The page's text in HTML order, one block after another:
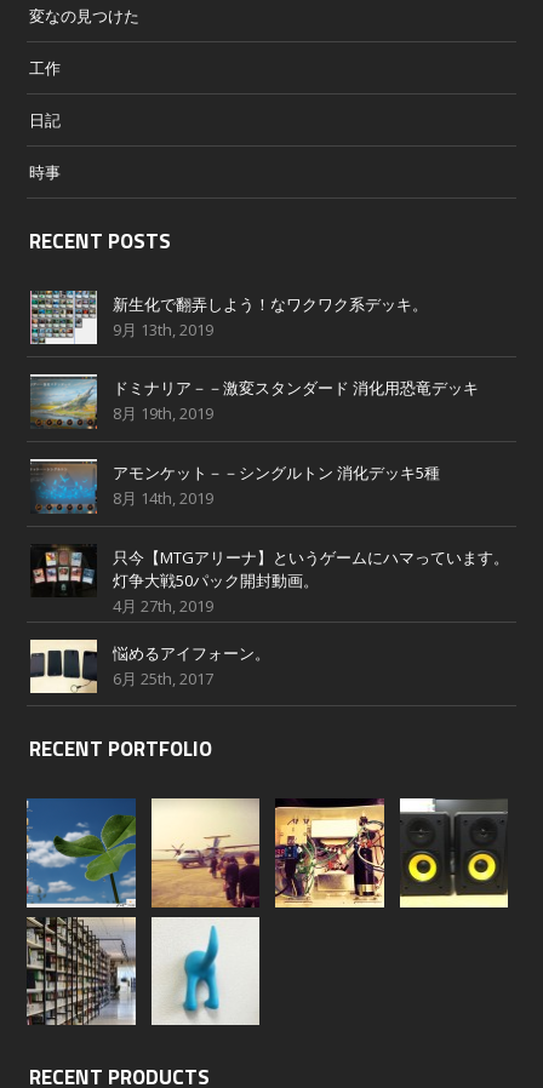
変なの見つけた
工作
日記
時事
RECENT POSTS
新生化で翻弄しよう！なワクワク系デッキ。
9月 13th, 2019
ドミナリア－－激変スタンダード 消化用恐竜デッキ
8月 19th, 2019
アモンケット－－シングルトン 消化デッキ5種
8月 14th, 2019
只今【MTGアリーナ】というゲームにハマっています。
灯争大戦50パック開封動画。
4月 27th, 2019
悩めるアイフォーン。
6月 25th, 2017
RECENT PORTFOLIO
RECENT PRODUCTS